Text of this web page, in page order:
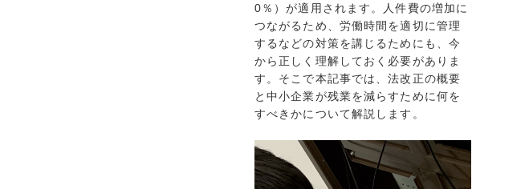
0％）が適用されます。人件費の増加に
つながるため、労働時間を適切に管理
するなどの対策を講じるためにも、今
から正しく理解しておく必要がありま
す。そこで本記事では、法改正の概要
と中小企業が残業を減らすために何を
すべきかについて解説します。